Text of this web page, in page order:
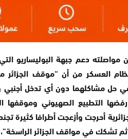
دعم جبهة البوليساريو
العسكر من أن “موقف الجزائر
في حل مشاكلهما دون أي تدخل
التطبيع الصهيوني
أحرجت وأزعجت أطرافا كثيرة
تشكك في مواقف الجزائر